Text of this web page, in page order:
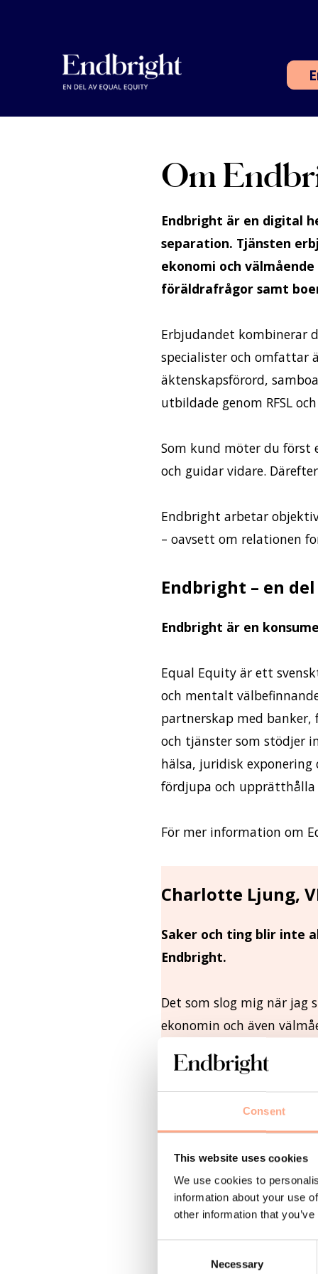
Consent
This website uses cookies
We use cookies to
information about your use
other information that
Necessary
Om
Endbright är en digital
separation. Tjänsten
ekonomi och
föräldrafrågor samt
Erbjudandet kombinerar
specialister och omfattar
äktenskapsförord,
utbildade genom RFSL
Som kund möter du först
och guidar vidare.
Endbright arbetar
– oavsett om relationen
Endbright – en
Endbright är en
Equal Equity är ett
och mentalt
partnerskap med
och tjänster som stödjer
hälsa, juridisk
fördjupa och
För mer information om
Charlotte Ljung,
Saker och ting blir inte
Endbright.
Det som slog mig när jag
ekonomin och även
överallt, och sedan
bild av livet. För mig
En skilsmässa har
fortfarande saker att
platsen jag själv
hjälp med helheten, där